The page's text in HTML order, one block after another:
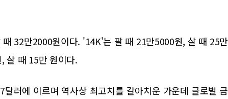
32만2000원이다. '14K'는 팔 때 21만5000원, 살 때 25만
살 때 15만 원이다.
러에 이르며 역사상 최고치를 갈아치운 가운데 글로벌 금